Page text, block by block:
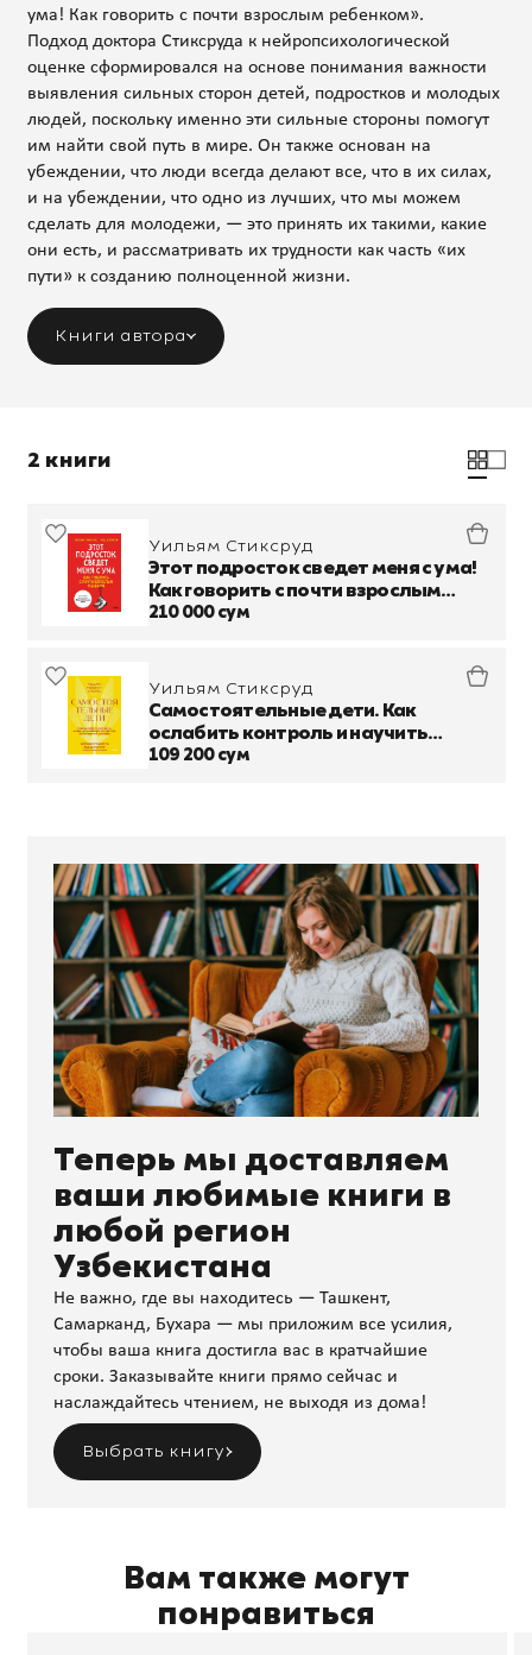
ума! Как говорить с почти взрослым ребенком».
Подход доктора Стиксруда к нейропсихологической
оценке сформировался на основе понимания важности
выявления сильных сторон детей, подростков и молодых
людей, поскольку именно эти сильные стороны помогут
им найти свой путь в мире. Он также основан на
убеждении, что люди всегда делают все, что в их силах,
и на убеждении, что одно из лучших, что мы можем
сделать для молодежи, — это принять их такими, какие
они есть, и рассматривать их трудности как часть «их
пути» к созданию полноценной жизни.
Книги автора
2 книги
Уильям Стиксруд
Этот подросток сведет меня с ума!
Как говорить с почти взрослым
ребенком
210 000 сум
Уильям Стиксруд
Самостоятельные дети. Как
ослабить контроль и научить
ребенка управлять собственной
109 200 сум
Теперь мы доставляем
ваши любимые книги в
любой регион
Узбекистана
Не важно, где вы находитесь — Ташкент,
Самарканд, Бухара — мы приложим все усилия,
чтобы ваша книга достигла вас в кратчайшие
сроки. Заказывайте книги прямо сейчас и
наслаждайтесь чтением, не выходя из дома!
Выбрать книгу
Вам также могут
понравиться